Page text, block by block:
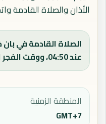
الأذان والصلاة القادمة
الصلاة القادمة في
عند 04:50، ووقت الفجر اليوم 04:50.
المنطقة الزمنية
GMT+7